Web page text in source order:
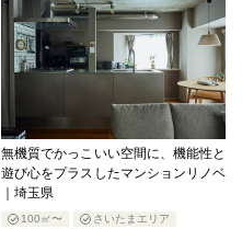
無機質でかっこいい空間に、機能性と
遊び心をプラスしたマンションリノベ
｜埼玉県
100㎡〜
さいたまエリア